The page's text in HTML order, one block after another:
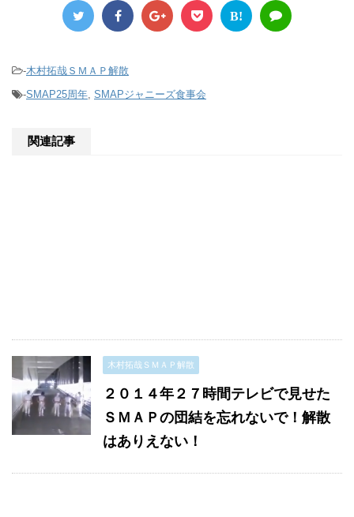
B!
-木村拓哉ＳＭＡＰ解散
-SMAP25周年, SMAPジャニーズ食事会
関連記事
木村拓哉ＳＭＡＰ解散
２０１４年２７時間テレビで見せた
ＳＭＡＰの団結を忘れないで！解散
はありえない！